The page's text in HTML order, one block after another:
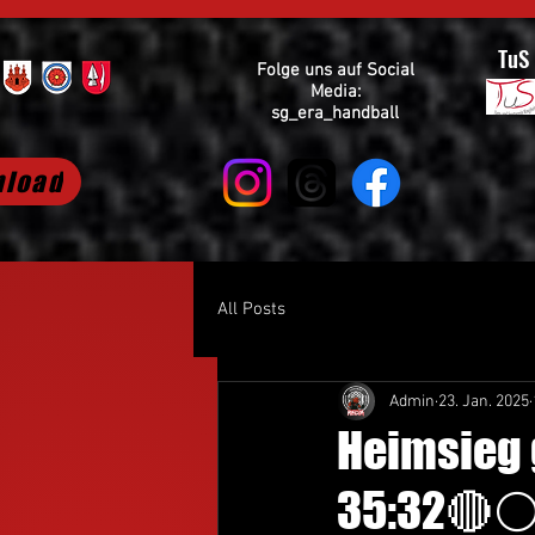
Folge uns auf Social
Media:
sg_era_handball
TuS
All Posts
Heimsieg
Admin 23. Jan. 2025